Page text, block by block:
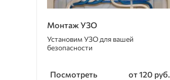
Монтаж УЗО
Установим УЗО для вашей
безопасности
Посмотреть от 120 руб.